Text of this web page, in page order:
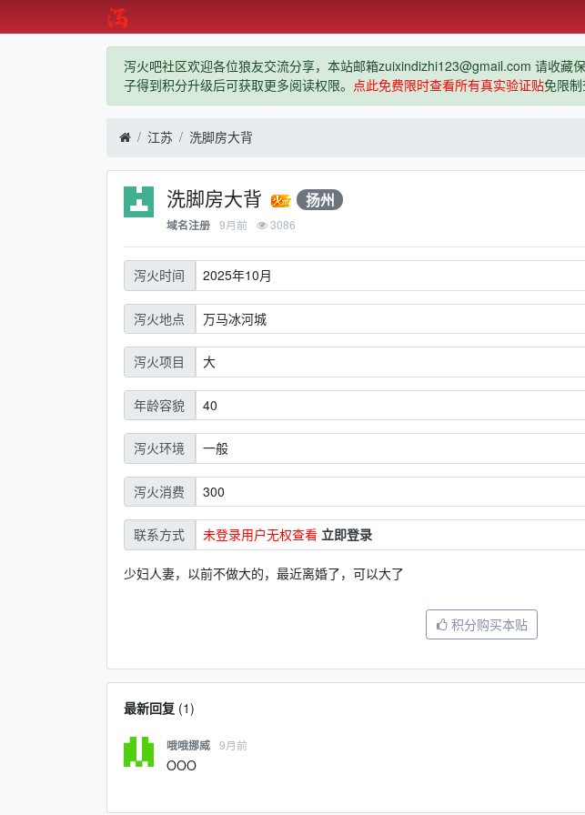
泻火吧社区欢迎各位狼友交流分享，本站邮箱zuixindizhi123@gmail.com 请收
子得到积分升级后可获取更多阅读权限。 点此免费限时查看所有真实验证贴免限
江苏 洗脚房大背
洗脚房大背 扬州
域名注册 9月前 3086
泻火时间 2025年10月
泻火地点 万马冰河城
泻火项目 大
年龄容貌 40
泻火环境 一般
泻火消费 300
联系方式 未登录用户无权查看 立即登录
少妇人妻，以前不做大的，最近离婚了，可以大了
积分购买本贴
最新回复(1)
哦哦挪威 9月前
OOO